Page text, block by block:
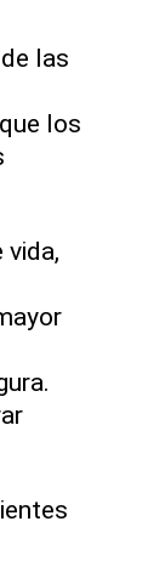
las
los